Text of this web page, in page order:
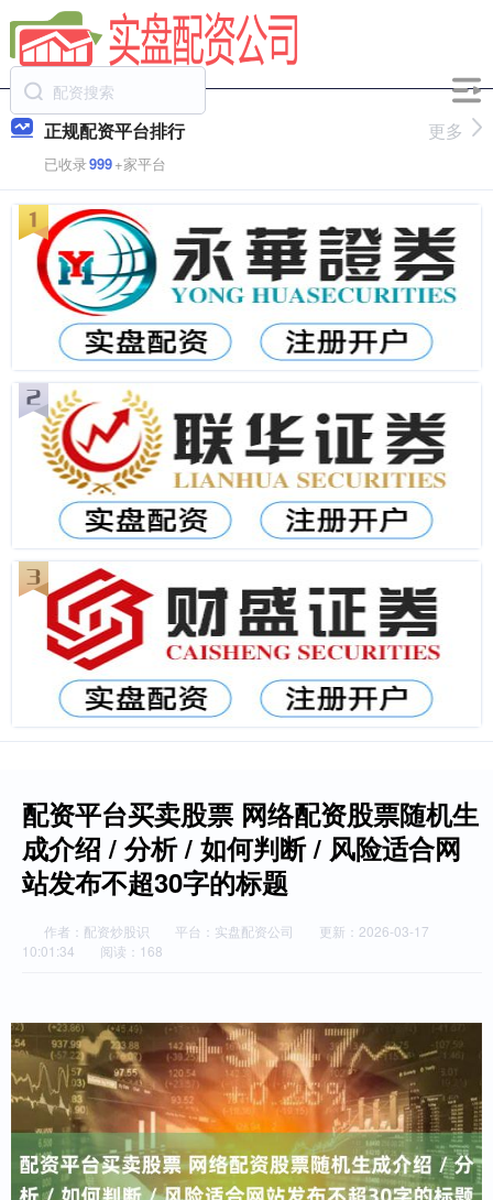
正规配资平台排行
已收录999+家平台
更多
配资平台买卖股票 网络配资股票随机生
成介绍 / 分析 / 如何判断 / 风险适合网
站发布不超30字的标题
作者：配资炒股识 平台：实盘配资公司
更新：2026-03-17
10:01:34
阅读：168